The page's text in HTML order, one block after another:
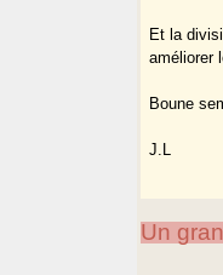
Et la
améliorer
Boune
J.L
Un